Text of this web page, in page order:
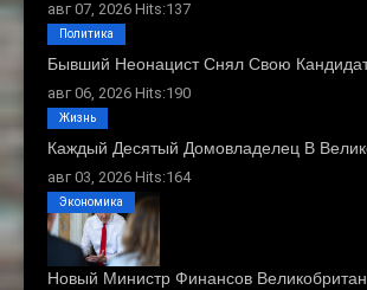
авг 07, 2026 Hits:137
Бывший Неонацист Снял Свою
авг 06, 2026 Hits:190
Политика
Каждый Десятый Домовладелец В
авг 03, 2026 Hits:164
Жизнь
Новый Министр Финансов
Экономика